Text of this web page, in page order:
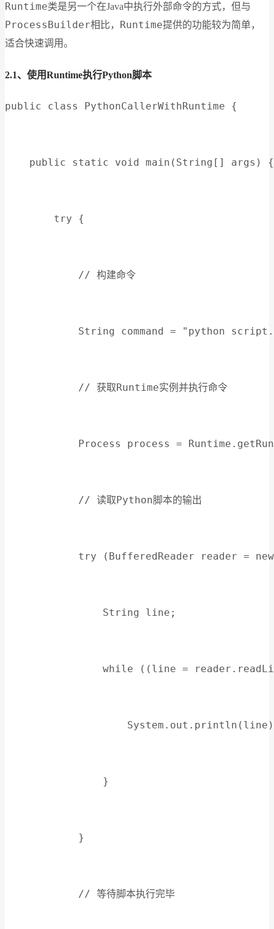
Runtime类是另一个在Java中执行外部命令的方式，但与
ProcessBuilder相比， Runtime提供的功能较为简单，
适合快速调用。
2.1、使用Runtime执行Python脚本
public class PythonCallerWithRuntime {
    public static void main(String[] args) {
        try {
            // 构建命令
String command = "python
            // 获取Runtime实例并执行命令
Process process =
            // 读取Python脚本的输出
try (BufferedReader reader =
                String line;
while ((line =
                }
            }
            // 等待脚本执行完毕